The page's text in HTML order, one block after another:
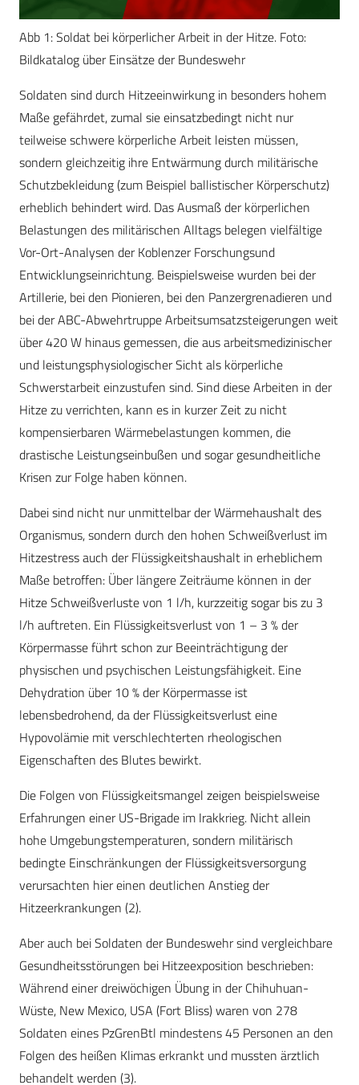
Abb 1: Soldat bei körperlicher Arbeit in der Hitze. Foto:
Bildkatalog über Einsätze der Bundeswehr
Soldaten sind durch Hitzeeinwirkung in besonders hohem
Maße gefährdet, zumal sie einsatzbedingt nicht nur
teilweise schwere körperliche Arbeit leisten müssen,
sondern gleichzeitig ihre Entwärmung durch militärische
Schutzbekleidung (zum Beispiel ballistischer Körperschutz)
erheblich behindert wird. Das Ausmaß der körperlichen
Belastungen des militärischen Alltags belegen vielfältige
Vor-Ort-Analysen der Koblenzer Forschungsund
Entwicklungseinrichtung. Beispielsweise wurden bei der
Artillerie, bei den Pionieren, bei den Panzergrenadieren und
bei der ABC-Abwehrtruppe Arbeitsumsatzsteigerungen weit
über 420 W hinaus gemessen, die aus arbeitsmedizinischer
und leistungsphysiologischer Sicht als körperliche
Schwerstarbeit einzustufen sind. Sind diese Arbeiten in der
Hitze zu verrichten, kann es in kurzer Zeit zu nicht
kompensierbaren Wärmebelastungen kommen, die
drastische Leistungseinbußen und sogar gesundheitliche
Krisen zur Folge haben können.
Dabei sind nicht nur unmittelbar der Wärmehaushalt des
Organismus, sondern durch den hohen Schweißverlust im
Hitzestress auch der Flüssigkeitshaushalt in erheblichem
Maße betroffen: Über längere Zeiträume können in der
Hitze Schweißverluste von 1 l/h, kurzzeitig sogar bis zu 3
l/h auftreten. Ein Flüssigkeitsverlust von 1 – 3 % der
Körpermasse führt schon zur Beeinträchtigung der
physischen und psychischen Leistungsfähigkeit. Eine
Dehydration über 10 % der Körpermasse ist
lebensbedrohend, da der Flüssigkeitsverlust eine
Hypovolämie mit verschlechterten rheologischen
Eigenschaften des Blutes bewirkt.
Die Folgen von Flüssigkeitsmangel zeigen beispielsweise
Erfahrungen einer US-Brigade im Irakkrieg. Nicht allein
hohe Umgebungstemperaturen, sondern militärisch
bedingte Einschränkungen der Flüssigkeitsversorgung
verursachten hier einen deutlichen Anstieg der
Hitzeerkrankungen (2).
Aber auch bei Soldaten der Bundeswehr sind vergleichbare
Gesundheitsstörungen bei Hitzeexposition beschrieben:
Während einer dreiwöchigen Übung in der Chihuhuan-
Wüste, New Mexico, USA (Fort Bliss) waren von 278
Soldaten eines PzGrenBtl mindestens 45 Personen an den
Folgen des heißen Klimas erkrankt und mussten ärztlich
behandelt werden (3).